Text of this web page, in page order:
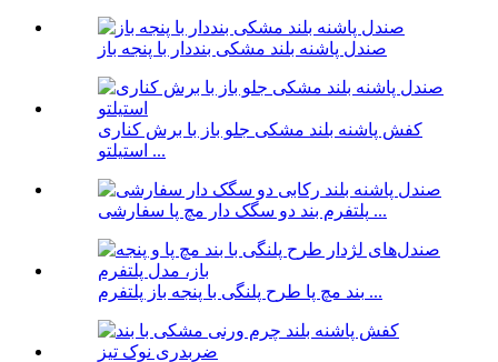
صندل پاشنه بلند مشکی بنددار با پنجه باز
کفش پاشنه بلند مشکی جلو باز با برش کناری
استیلتو ...
پلتفرم بند دو سگک دار مچ پا سفارشی ...
بند مچ پا طرح پلنگی با پنجه باز پلتفرم ...